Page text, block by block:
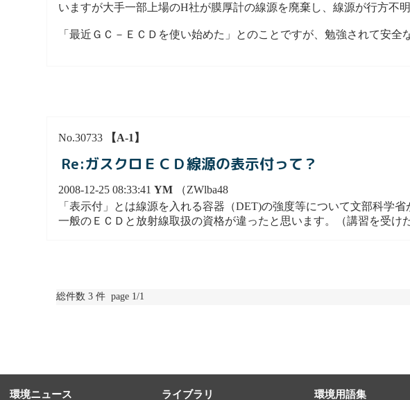
いますが大手一部上場のH社が膜厚計の線源を廃棄し、線源が行方不
「最近ＧＣ－ＥＣＤを使い始めた」とのことですが、勉強されて安全
No.30733 【A-1】
Re:ガスクロＥＣＤ線源の表示付って？
2008-12-25 08:33:41YM （ZWlba48
「表示付」とは線源を入れる容器（DET)の強度等について文部科学
一般のＥＣＤと放射線取扱の資格が違ったと思います。（講習を受け
総件数 3 件 page 1/1
環境ニュース ライブラリ 環境用語集